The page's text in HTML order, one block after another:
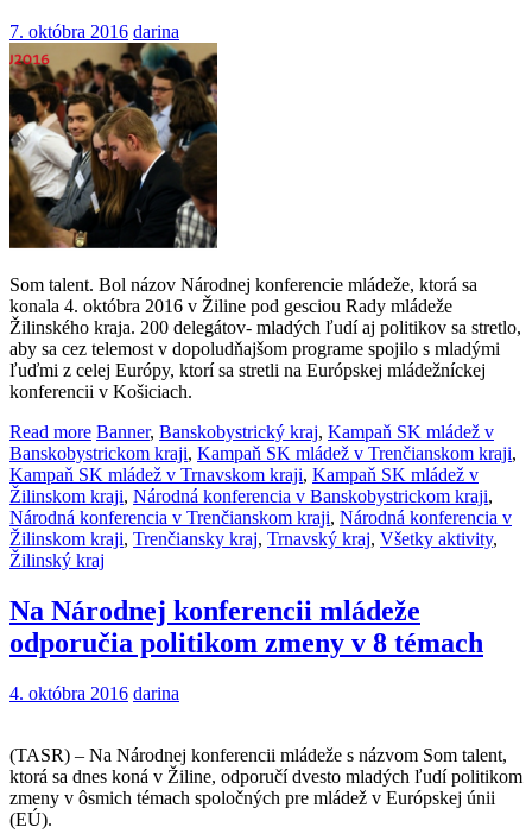
7. októbra 2016 darina
Som talent. Bol názov Národnej konferencie mládeže, ktorá sa
konala 4. októbra 2016 v Žiline pod gesciou Rady mládeže
Žilinského kraja. 200 delegátov- mladých ľudí aj politikov sa stretlo,
aby sa cez telemost v dopoludňajšom programe spojilo s mladými
ľuďmi z celej Európy, ktorí sa stretli na Európskej mládežníckej
konferencii v Košiciach.
Read more Banner, Banskobystrický kraj, Kampaň SK mládež v
Banskobystrickom kraji, Kampaň SK mládež v Trenčianskom kraji,
Kampaň SK mládež v Trnavskom kraji, Kampaň SK mládež v
Žilinskom kraji, Národná konferencia v Banskobystrickom kraji,
Národná konferencia v Trenčianskom kraji, Národná konferencia v
Žilinskom kraji, Trenčiansky kraj, Trnavský kraj, Všetky aktivity,
Žilinský kraj
Na Národnej konferencii mládeže
odporučia politikom zmeny v 8 témach
4. októbra 2016 darina
(TASR) – Na Národnej konferencii mládeže s názvom Som talent,
ktorá sa dnes koná v Žiline, odporučí dvesto mladých ľudí politikom
zmeny v ôsmich témach spoločných pre mládež v Európskej únii
(EÚ).